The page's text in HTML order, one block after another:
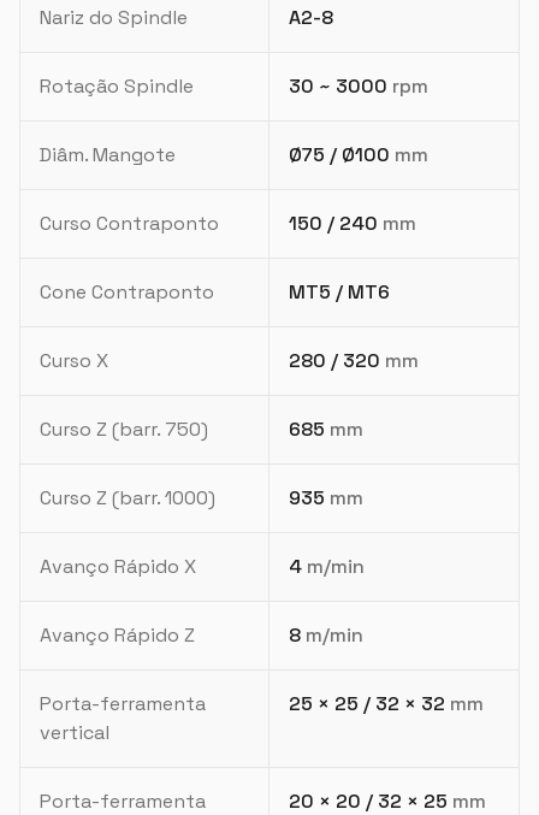
Nariz do Spindle A2-8
Rotação Spindle 30 ~ 3000 rpm
Diâm. Mangote Ø75 / Ø100 mm
Curso Contraponto 150 / 240 mm
Cone Contraponto MT5 / MT6
Curso X 280 / 320 mm
Curso Z (barr. 750) 685 mm
Curso Z (barr. 1000) 935 mm
Avanço Rápido X 4 m/min
Avanço Rápido Z 8 m/min
Porta-ferramenta
vertical
25 × 25 / 32 × 32 mm
Porta-ferramenta
20 × 20 / 32 × 25 mm